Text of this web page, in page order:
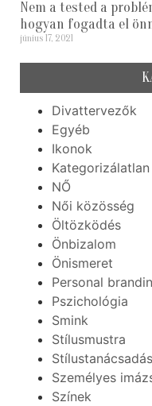
Nem a tested a
hogyan fogadta el
június 17, 2021
Divattervezők
Egyéb
Ikonok
Kategorizálatlan
NŐ
Női közösség
Öltözködés
Önbizalom
Önismeret
Personal
Pszichológia
Smink
Stílusmustra
Stílustanácsadás
Személyes
Színek